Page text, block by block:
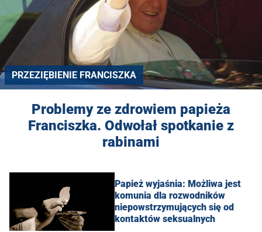
PRZEZIĘBIENIE FRANCISZKA
Problemy ze zdrowiem papieża
Franciszka. Odwołał spotkanie z
rabinami
Papież wyjaśnia: Możliwa jest
komunia dla rozwodników
niepowstrzymujących się od
kontaktów seksualnych